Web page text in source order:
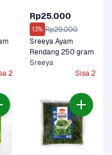
2
Rp25.000
13% Rp29.000
Sreeya Ayam
Rendang 250 gram
Sreeya
Sisa 2